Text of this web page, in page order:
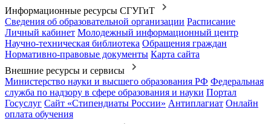
Информационные ресурсы СГУГиТ
Сведения об образовательной организации Расписание
Личный кабинет Молодежный информационный центр
Научно-техническая библиотека Обращения граждан
Нормативно-правовые документы Карта сайта
Внешние ресурсы и сервисы
Министерство науки и высшего образования РФ Федеральная
служба по надзору в сфере образования и науки Портал
Госуслуг Сайт «Стипендиаты России» Антиплагиат Онлайн
оплата обучения